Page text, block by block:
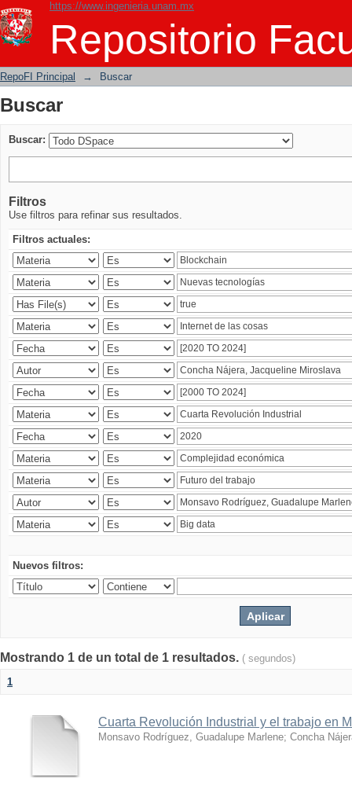
https://www.ingenieria.unam.mx
Repositorio
Buscar
RepoFI Principal → Buscar
Buscar
Buscar:
Filtros
Use filtros para refinar sus resultados.
Filtros actuales:
Nuevos filtros:
Mostrando 1 de un total de 1 resultados. ( segundos)
1
Cuarta Revolución Industrial y el trabajo en
Monsavo Rodríguez, Guadalupe Marlene; Concha